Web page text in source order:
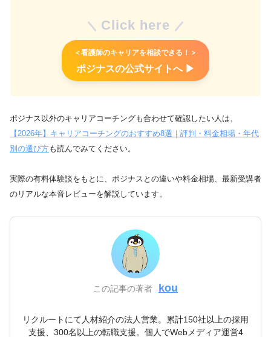
Click here
＜看護師のキャリアを相談できる！＞
ポジナスの公式サイトへ ▶︎
ポジナス以外のキャリアコーチングも合わせて確認したい人は、
【2026年】キャリアコーチングのおすすめ8選｜評判・料金相場・年代
別の選び方も読んでみてください。
実際の有料体験談をもとに、ポジナスとの違いや料金相場、最新受講者
のリアルな本音レビューを解説しています。
この記事の著者 kou
リクルートにて人材紹介の法人営業。累計150社以上の採用
支援、300名以上の転職支援。個人でWebメディア運営4